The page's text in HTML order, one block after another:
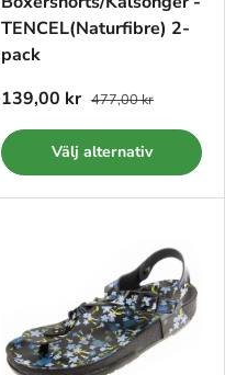
TENCEL(Naturfibre) 2-
pack
139,00 kr 477,00 kr
Välj alternativ